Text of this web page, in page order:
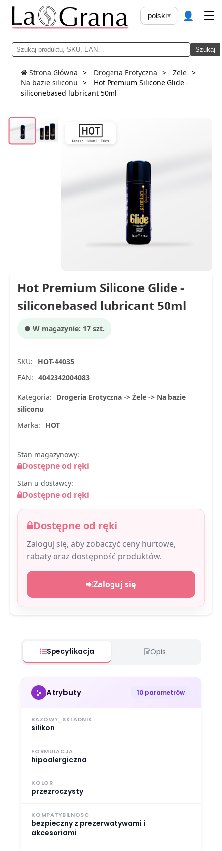
Szukaj
polski▾ 👤 ☰
Strona Główna Drogeria Erotyczna
Żele
Na bazie siliconu
Hot Premium Silicone Glide -
siliconebased lubricant 50ml
Hot Premium Silicone Glide -
siliconebased lubricant 50ml
● W magazynie: 17 szt.
SKU:
HOT-44035
EAN: 4042342004083
Kategoria:
Drogeria Erotyczna -> Żele -> Na bazie
siliconu
Marka:
HOT
Stan magazynowy:
Dostępne od ręki
Stan u dostawcy:
Dostępne od ręki
Dostępne od ręki
Zaloguj się, aby zobaczyć ceny hurtowe,
rabaty oraz dostępność produktów.
Zaloguj się
Specyfikacja Opis
Atrybuty 10 parametrów
BAZOWY_SKLADNIK
silikon
FORMULACJA
hipoalergiczna
KOLOR
przezroczysty
KOMPATYBILNOSC
bezpieczny z prezerwatywami i
akcesoriami